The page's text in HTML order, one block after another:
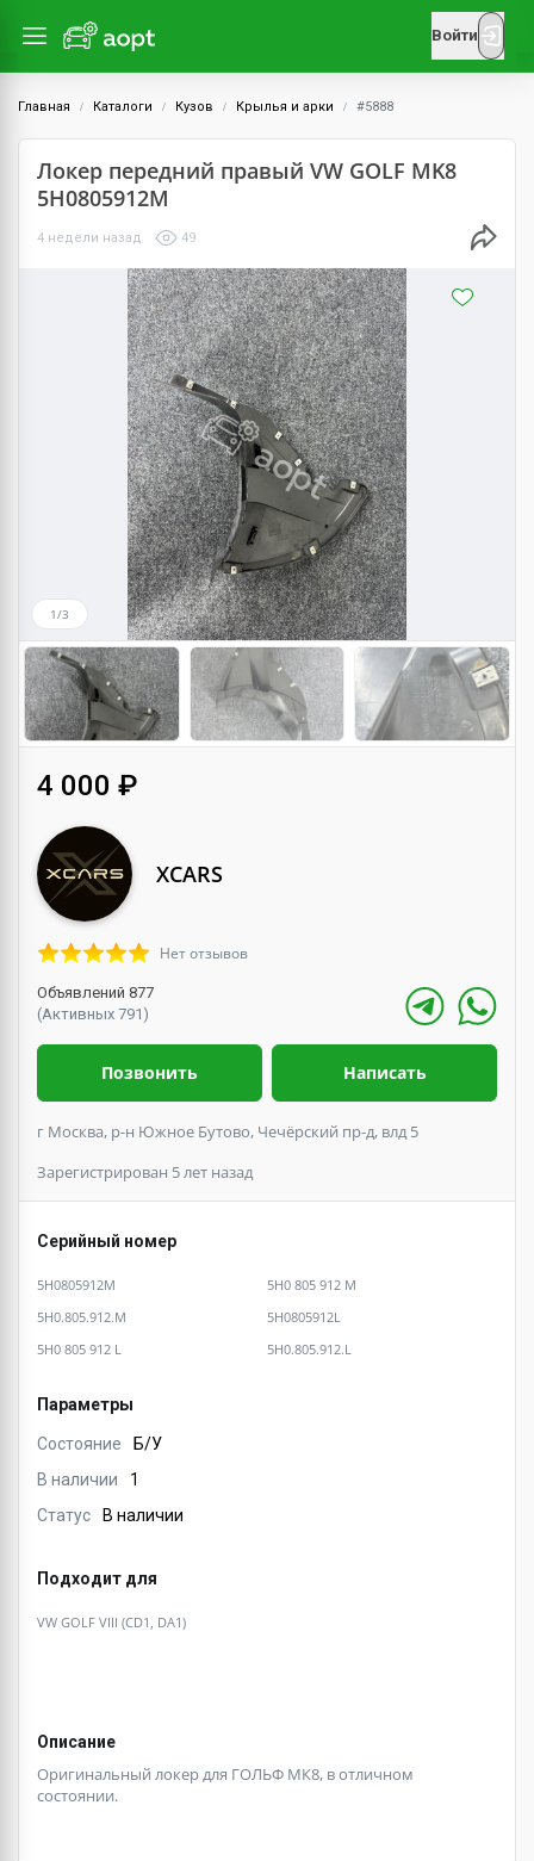
Войти
Главная Каталоги Кузов Крылья и арки #5888
Локер передний правый VW GOLF MK8
5H0805912M
4 недели назад 49
1/3
4 000 ₽
XCARS
Нет отзывов
Объявлений 877
(Активных 791)
Позвонить Написать
г Москва, р-н Южное Бутово, Чечёрский пр-д, влд 5
Зарегистрирован 5 лет назад
Серийный номер
5H0805912M
5H0 805 912 M
5H0.805.912.M
5H0805912L
5H0 805 912 L
5H0.805.912.L
Параметры
Состояние
Б/У
В наличии
1
Статус
В наличии
Подходит для
VW GOLF VIII (CD1, DA1)
Описание
Оригинальный локер для ГОЛЬФ МК8, в отличном
состоянии.